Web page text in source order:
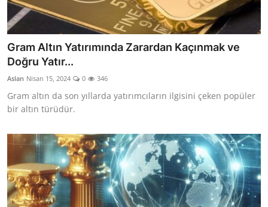
Gram Altın Yatırımında Zarardan Kaçınmak ve
Doğru Yatır...
Aslan Nisan 15, 2024 0 346
Gram altın da son yıllarda yatırımcıların ilgisini çeken popüler
bir altın türüdür.